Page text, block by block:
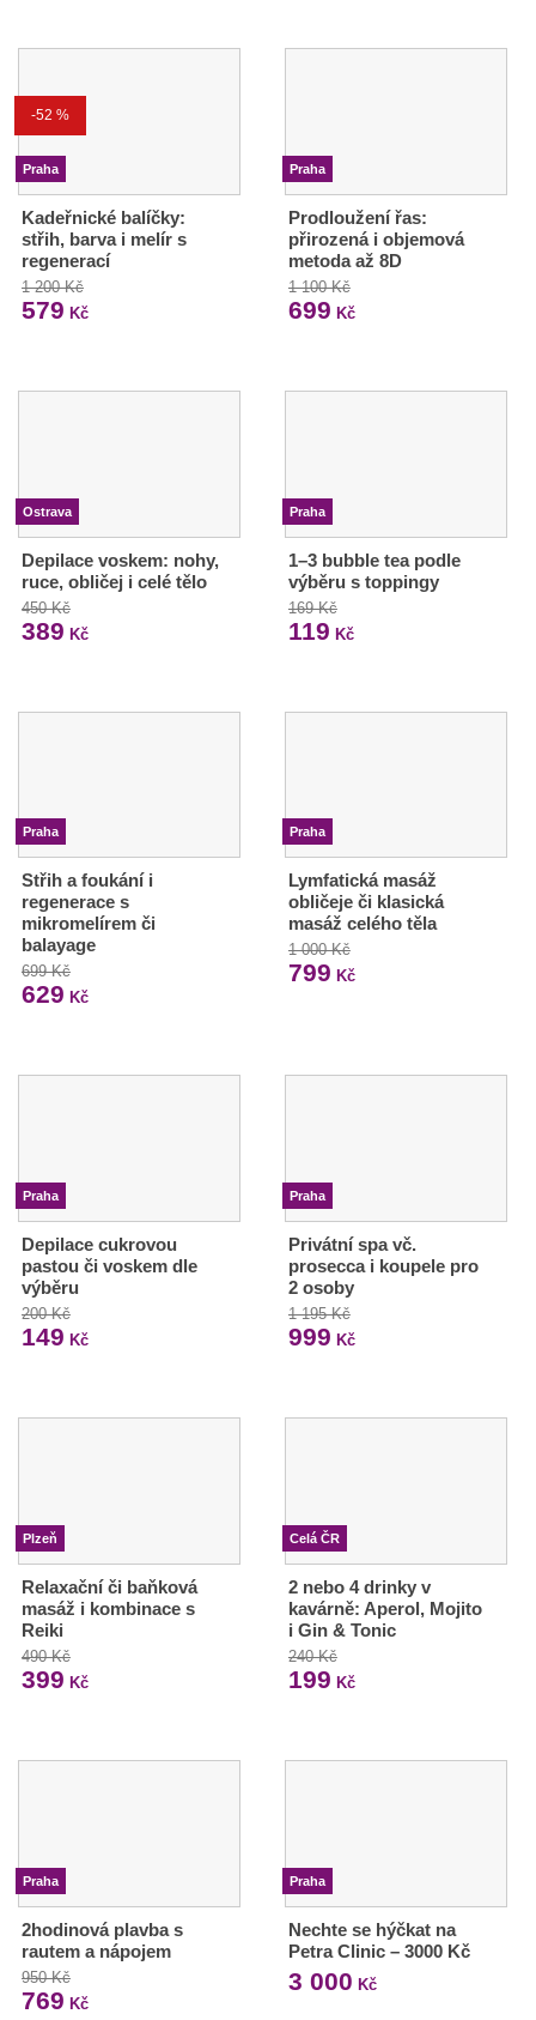
-52 %
Praha
Kadeřnické balíčky:
střih, barva i melír s
regenerací
1 200 Kč
579 Kč
Praha
Prodloužení řas:
přirozená i objemová
metoda až 8D
1 100 Kč
699 Kč
Ostrava
Depilace voskem: nohy,
ruce, obličej i celé tělo
450 Kč
389 Kč
Praha
1–3 bubble tea podle
výběru s toppingy
169 Kč
119 Kč
Praha
Střih a foukání i
regenerace s
mikromelírem či
balayage
699 Kč
629 Kč
Praha
Lymfatická masáž
obličeje či klasická
masáž celého těla
1 000 Kč
799 Kč
Praha
Depilace cukrovou
pastou či voskem dle
výběru
200 Kč
149 Kč
Praha
Privátní spa vč.
prosecca i koupele pro
2 osoby
1 195 Kč
999 Kč
Plzeň
Relaxační či baňková
masáž i kombinace s
Reiki
490 Kč
399 Kč
Celá ČR
2 nebo 4 drinky v
kavárně: Aperol, Mojito
i Gin & Tonic
240 Kč
199 Kč
Praha
2hodinová plavba s
rautem a nápojem
950 Kč
769 Kč
Praha
Nechte se hýčkat na
Petra Clinic – 3000 Kč
3 000 Kč